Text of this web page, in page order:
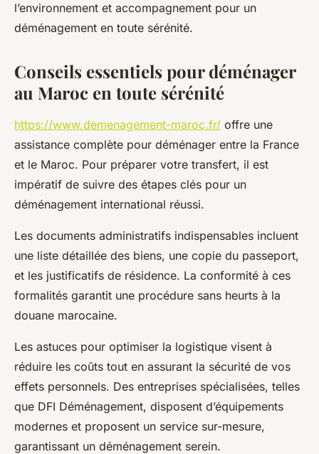
l’environnement et accompagnement pour un
déménagement en toute sérénité.
Conseils essentiels pour déménager
au Maroc en toute sérénité
https://www.demenagement-maroc.fr/ offre une
assistance complète pour déménager entre la France
et le Maroc. Pour préparer votre transfert, il est
impératif de suivre des étapes clés pour un
déménagement international réussi.
Les documents administratifs indispensables incluent
une liste détaillée des biens, une copie du passeport,
et les justificatifs de résidence. La conformité à ces
formalités garantit une procédure sans heurts à la
douane marocaine.
Les astuces pour optimiser la logistique visent à
réduire les coûts tout en assurant la sécurité de vos
effets personnels. Des entreprises spécialisées, telles
que DFI Déménagement, disposent d’équipements
modernes et proposent un service sur-mesure,
garantissant un déménagement serein.